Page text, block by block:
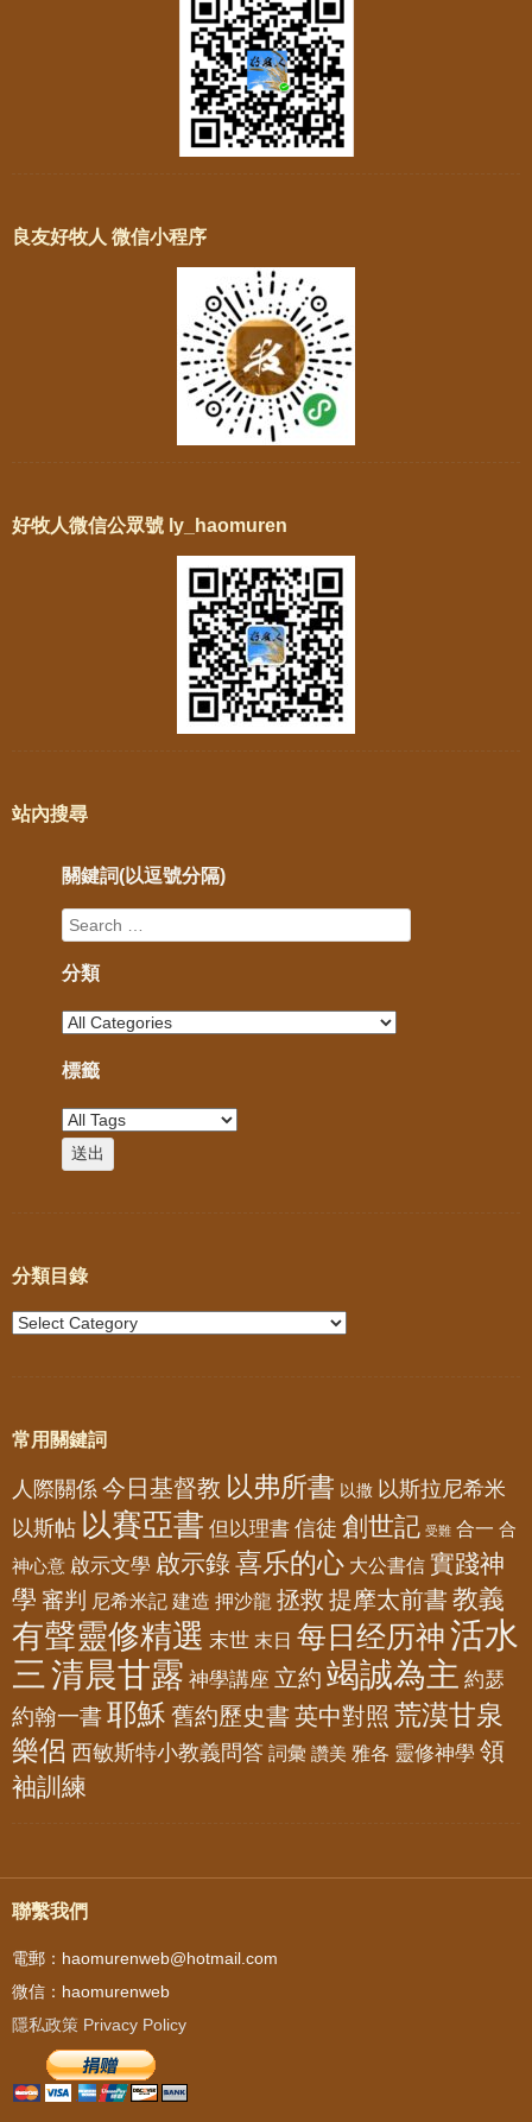
良友好牧人 微信小程序
好牧人微信公眾號 ly_haomuren
站內搜尋
關鍵詞(以逗號分隔)
分類
標籤
分類目錄
常用關鍵詞
人際關係 今日基督教 以弗所書 以撒 以斯拉尼希米
以斯帖 以賽亞書 但以理書 信徒 創世記 受難 合一 合
神心意 啟示文學 啟示錄喜乐的心 大公書信 實踐神
學 審判 尼希米記 建造 押沙龍 拯救 提摩太前書 教義
有聲靈修精選 末世 末日 每日经历神活水
三 清晨甘露 神學講座 立約 竭誠為主 約瑟
約翰一書耶穌 舊約歷史書 英中對照 荒漠甘泉
樂侶 西敏斯特小教義問答 詞彙 讚美 雅各 靈修神學 領
袖訓練
聯繫我們
電郵：haomurenweb@hotmail.com
微信：haomurenweb
隱私政策 Privacy Policy